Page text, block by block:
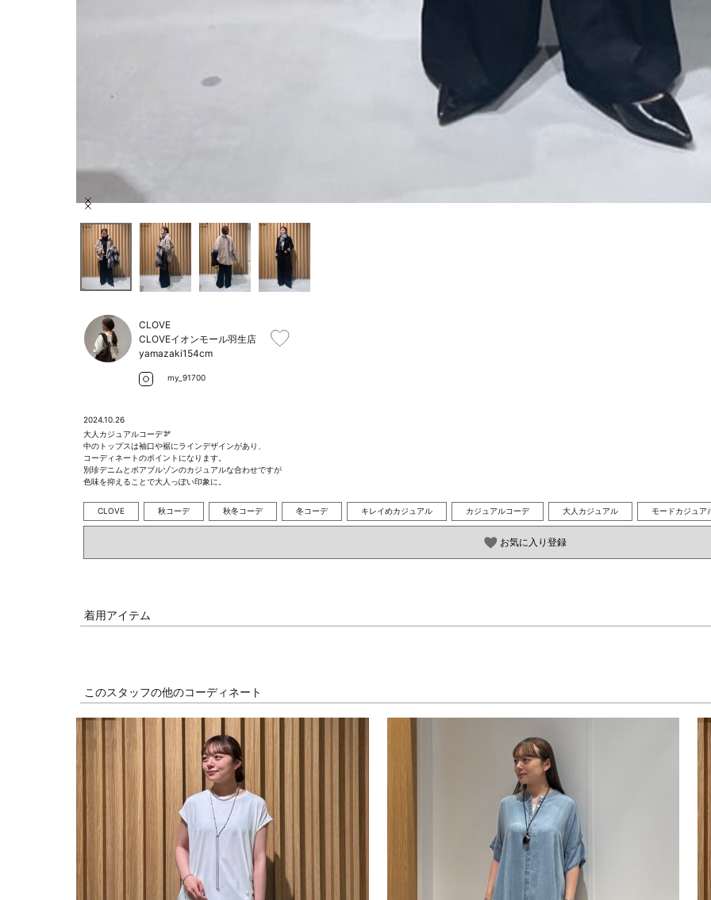
Item
CLOVE
CLOVEイオンモール羽生店
yamazaki154cm
my_91700
2024.10.26
大人カジュアルコーデ🫘
中のトップスは袖口や裾にラインデザインがあり、
コーディネートのポイントになります。
別珍デニムとボアブルゾンのカジュアルな合わせですが
色味を抑えることで大人っぽい印象に。
CLOVE 秋コーデ 秋冬コーデ 冬コーデ キレイめカジュアル カジュアルコーデ 大人カジュアル モードカジュア
お気に入り登録
着用アイテム
このスタッフの他のコーディネート